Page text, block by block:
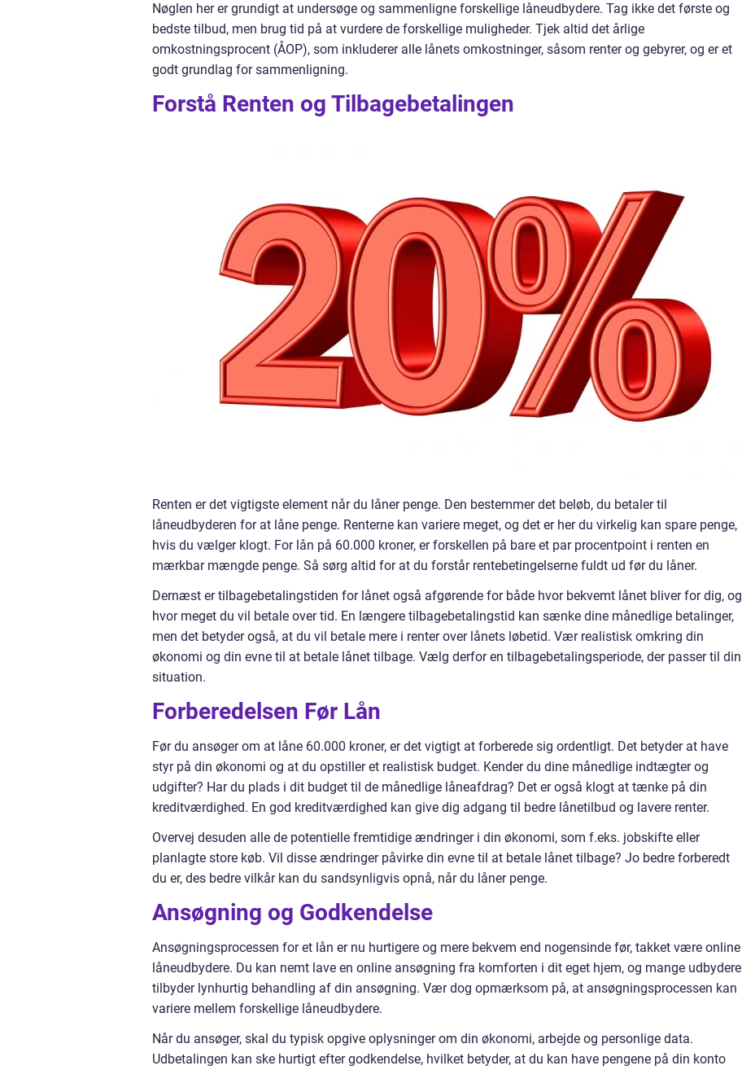
Nøglen her er grundigt at undersøge og sammenligne forskellige låneudbydere. Tag ikke det første og
bedste tilbud, men brug tid på at vurdere de forskellige muligheder. Tjek altid det årlige
omkostningsprocent (ÅOP), som inkluderer alle lånets omkostninger, såsom renter og gebyrer, og er et
godt grundlag for sammenligning.
Forstå Renten og Tilbagebetalingen
Renten er det vigtigste element når du låner penge. Den bestemmer det beløb, du betaler til
låneudbyderen for at låne penge. Renterne kan variere meget, og det er her du virkelig kan spare penge,
hvis du vælger klogt. For lån på 60.000 kroner, er forskellen på bare et par procentpoint i renten en
mærkbar mængde penge. Så sørg altid for at du forstår rentebetingelserne fuldt ud før du låner.
Dernæst er tilbagebetalingstiden for lånet også afgørende for både hvor bekvemt lånet bliver for dig, og
hvor meget du vil betale over tid. En længere tilbagebetalingstid kan sænke dine månedlige betalinger,
men det betyder også, at du vil betale mere i renter over lånets løbetid. Vær realistisk omkring din
økonomi og din evne til at betale lånet tilbage. Vælg derfor en tilbagebetalingsperiode, der passer til din
situation.
Forberedelsen Før Lån
Før du ansøger om at låne 60.000 kroner, er det vigtigt at forberede sig ordentligt. Det betyder at have
styr på din økonomi og at du opstiller et realistisk budget. Kender du dine månedlige indtægter og
udgifter? Har du plads i dit budget til de månedlige låneafdrag? Det er også klogt at tænke på din
kreditværdighed. En god kreditværdighed kan give dig adgang til bedre lånetilbud og lavere renter.
Overvej desuden alle de potentielle fremtidige ændringer i din økonomi, som f.eks. jobskifte eller
planlagte store køb. Vil disse ændringer påvirke din evne til at betale lånet tilbage? Jo bedre forberedt
du er, des bedre vilkår kan du sandsynligvis opnå, når du låner penge.
Ansøgning og Godkendelse
Ansøgningsprocessen for et lån er nu hurtigere og mere bekvem end nogensinde før, takket være online
låneudbydere. Du kan nemt lave en online ansøgning fra komforten i dit eget hjem, og mange udbydere
tilbyder lynhurtig behandling af din ansøgning. Vær dog opmærksom på, at ansøgningsprocessen kan
variere mellem forskellige låneudbydere.
Når du ansøger, skal du typisk opgive oplysninger om din økonomi, arbejde og personlige data.
Udbetalingen kan ske hurtigt efter godkendelse, hvilket betyder, at du kan have pengene på din konto